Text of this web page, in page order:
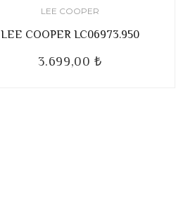
LEE COOPER
LEE COOPER LC06973.950
3.699,00 ₺